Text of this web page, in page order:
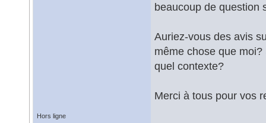
beaucoup de question
Auriez-vous des avis
même chose que
quel contexte?
Merci à tous pour vos
Hors ligne